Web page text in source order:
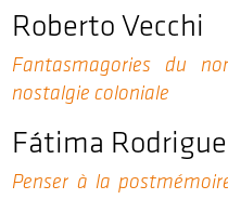
Roberto Vecchi
Fantasmagories du
nostalgie coloniale
Fátima
Penser à la